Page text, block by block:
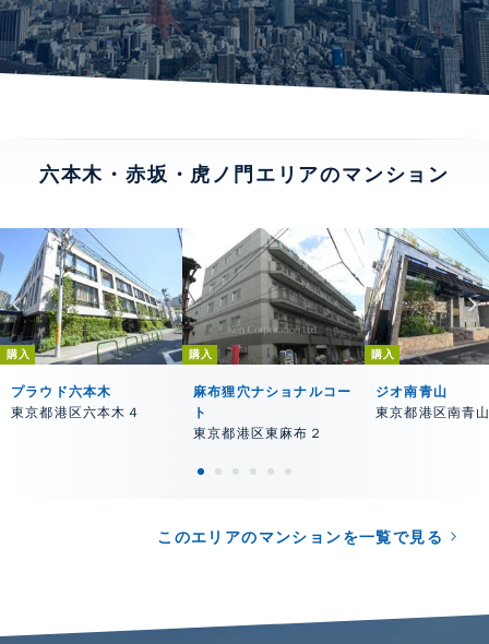
六本木・赤坂・虎ノ門エリアのマンション
購入
プラウド六本木
東京都港区六本木４
購入
麻布狸穴ナショナルコー
ト
東京都港区東麻布２
購入
ジオ南青山
東京都港区南青
このエリアのマンションを一覧で見る